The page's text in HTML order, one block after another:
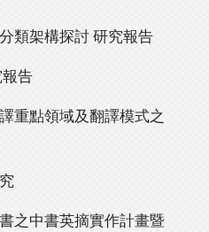
類架構探討 研究報告
告
重點領域及翻譯模式之
之中書英摘實作計畫暨